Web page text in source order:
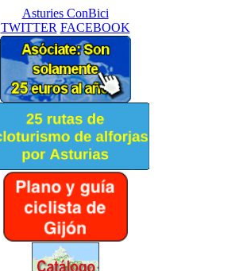
Asturies ConBici
TWITTER FACEBOOK